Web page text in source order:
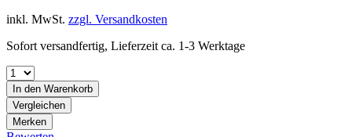
inkl. MwSt. zzgl. Versandkosten
Sofort versandfertig, Lieferzeit ca. 1-3 Werktage
In den Warenkorb
Vergleichen
Merken